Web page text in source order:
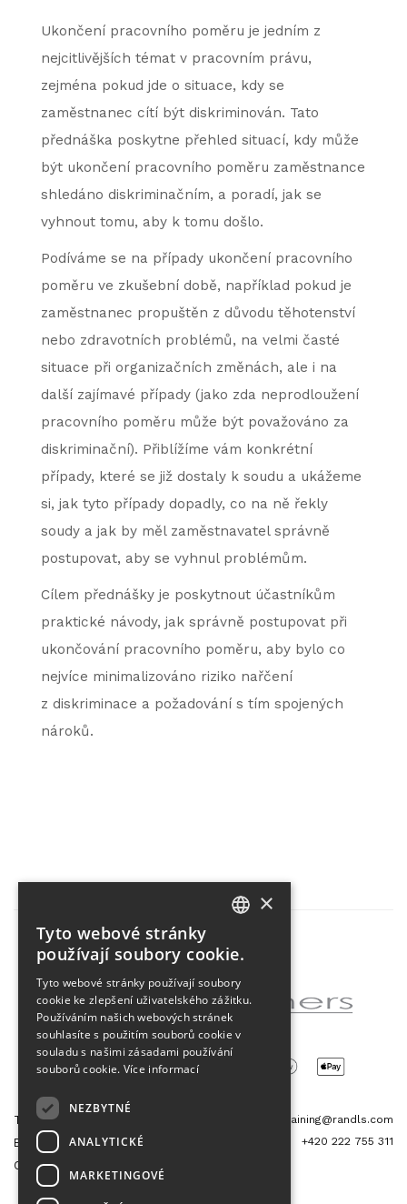
Ukončení pracovního poměru je jedním z
nejcitlivějších témat v pracovním právu,
zejména pokud jde o situace, kdy se
zaměstnanec cítí být diskriminován. Tato
přednáška poskytne přehled situací, kdy může
být ukončení pracovního poměru zaměstnance
shledáno diskriminačním, a poradí, jak se
vyhnout tomu, aby k tomu došlo.
Podíváme se na případy ukončení pracovního
poměru ve zkušební době, například pokud je
zaměstnanec propuštěn z důvodu těhotenství
nebo zdravotních problémů, na velmi časté
situace při organizačních změnách, ale i na
další zajímavé případy (jako zda neprodloužení
pracovního poměru může být považováno za
diskriminační). Přiblížíme vám konkrétní
případy, které se již dostaly k soudu a ukážeme
si, jak tyto případy dopadly, co na ně řekly
soudy a jak by měl zaměstnavatel správně
postupovat, aby se vyhnul problémům.
Cílem přednášky je poskytnout účastníkům
praktické návody, jak správně postupovat při
ukončování pracovního poměru, aby bylo co
nejvíce minimalizováno riziko nařčení
z diskriminace a požadování s tím spojených
nároků.
Partner projektu
Tetris Office Building
Budějovická 1550/15a
CZ 140 00, Praha 4
training@randls.com
+420 222 755 311
×
Tyto webové stránky
používají soubory cookie.
Tyto webové stránky používají soubory
cookie ke zlepšení uživatelského zážitku.
Používáním našich webových stránek
souhlasíte s použitím souborů cookie v
souladu s našimi zásadami používání
souborů cookie. Více informací
NEZBYTNÉ
ANALYTICKÉ
MARKETINGOVÉ